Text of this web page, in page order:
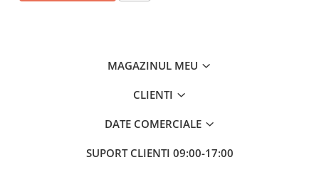
MAGAZINUL MEU
CLIENTI
DATE COMERCIALE
SUPORT CLIENTI 09:00-17:00